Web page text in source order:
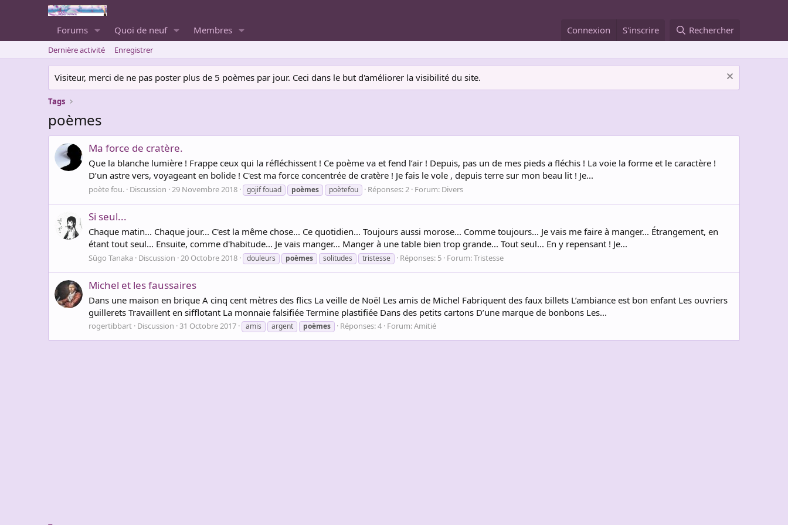
Forums Quoi de neuf Membres Connexion S'inscrire Rechercher
Dernière activité Enregistrer
Visiteur, merci de ne pas poster plus de 5 poèmes par jour. Ceci dans le but d'améliorer la visibilité du site.
Tags
poèmes
Ma force de cratère.
Que la blanche lumière ! Frappe ceux qui la réfléchissent ! Ce poème va et fend l’air ! Depuis, pas un de mes pieds a fléchis ! La voie la forme et le caractère !
D’un astre vers, voyageant en bolide ! C'est ma force concentrée de cratère ! Je fais le vole , depuis terre sur mon beau lit ! Je...
poète fou. Discussion 29 Novembre 2018 gojif fouad poèmes poètefou Réponses: 2 Forum: Divers
Si seul...
Chaque matin... Chaque jour... C'est la même chose... Ce quotidien... Toujours aussi morose... Comme toujours... Je vais me faire à manger... Étrangement, en
étant tout seul... Ensuite, comme d'habitude... Je vais manger... Manger à une table bien trop grande... Tout seul... En y repensant ! Je...
Sûgo Tanaka Discussion 20 Octobre 2018 douleurs poèmes solitudes tristesse Réponses: 5 Forum:Tristesse
Michel et les faussaires
Dans une maison en brique A cinq cent mètres des flics La veille de Noël Les amis de Michel Fabriquent des faux billets L’ambiance est bon enfant Les ouvriers
guillerets Travaillent en sifflotant La monnaie falsifiée Termine plastifiée Dans des petits cartons D’une marque de bonbons Les...
rogertibbart Discussion 31 Octobre 2017 amis argent poèmes Réponses: 4 Forum:Amitié